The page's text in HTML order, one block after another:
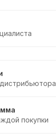
покупки